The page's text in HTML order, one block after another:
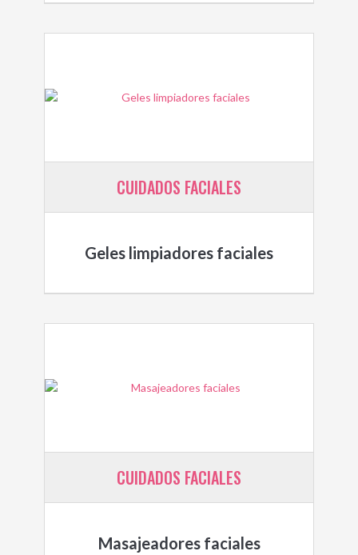
CUIDADOS FACIALES
Geles limpiadores faciales
CUIDADOS FACIALES
Masajeadores faciales